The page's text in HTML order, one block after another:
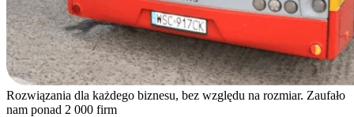
Rozwiązania dla każdego biznesu, bez względu na rozmiar. Zaufało
nam ponad 2 000 firm